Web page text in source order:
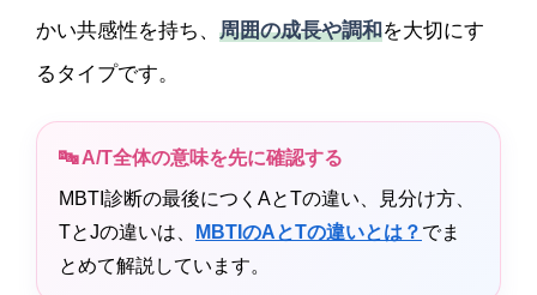
かい共感性を持ち、 周囲の成長や調和を大切にす
るタイプです。
🔤 A/T全体の意味を先に確認する
MBTI診断の最後につくAとTの違い、見分け方、
TとJの違いは、
MBTIのAとTの違いとは？ でま
とめて解説しています。